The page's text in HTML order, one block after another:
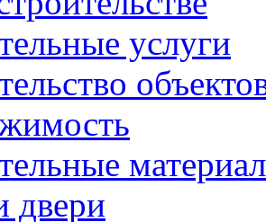
услуги
двери